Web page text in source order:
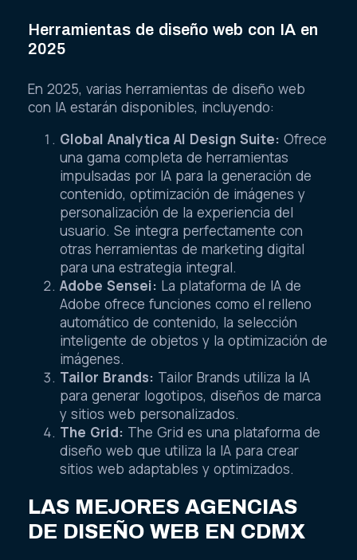
Herramientas de diseño web con IA en
2025
En 2025, varias herramientas de diseño web
con IA estarán disponibles, incluyendo:
Global Analytica AI Design Suite: Ofrece
una gama completa de herramientas
impulsadas por IA para la generación de
contenido, optimización de imágenes y
personalización de la experiencia del
usuario. Se integra perfectamente con
otras herramientas de marketing digital
para una estrategia integral.
Adobe Sensei: La plataforma de IA de
Adobe ofrece funciones como el relleno
automático de contenido, la selección
inteligente de objetos y la optimización de
imágenes.
Tailor Brands: Tailor Brands utiliza la IA
para generar logotipos, diseños de marca
y sitios web personalizados.
The Grid: The Grid es una plataforma de
diseño web que utiliza la IA para crear
sitios web adaptables y optimizados.
LAS MEJORES AGENCIAS
DE DISEÑO WEB EN CDMX